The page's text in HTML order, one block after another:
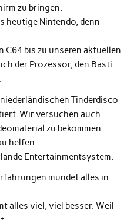
zu bringen.
heutige Nintendo, denn
C64 bis zu unseren aktuellen
der Prozessor, den Basti
Tinderdisco
Wir versuchen auch
zu bekommen.
helfen.
Entertainmentsystem.
mündet alles in
alles viel, viel besser. Weil